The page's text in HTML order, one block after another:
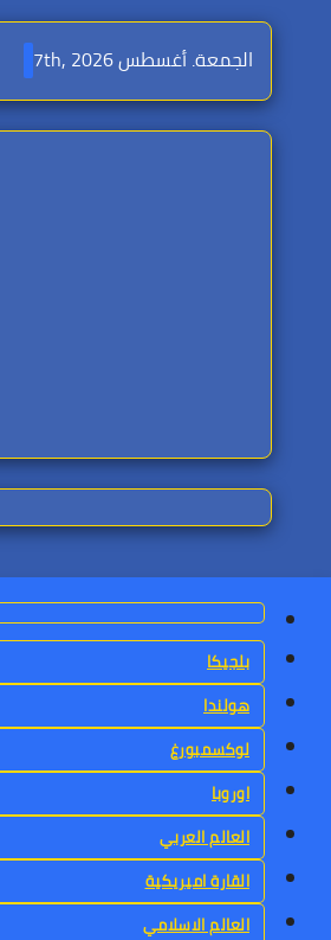
content
الجمعة. أغسطس 7th, 2026
بلجيكا
هولندا
لوكسمبورغ
اوروبا
العالم العربي
القارة اميريكية
العالم الاسلامي